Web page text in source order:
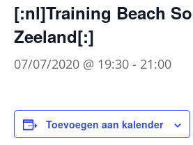
[:nl]Training Beach
Zeeland[:]
07/07/2020 @ 19:30 - 21:00
Toevoegen aan kalender